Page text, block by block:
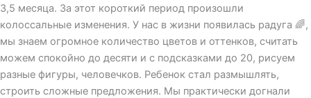
3,5 месяца. За этот короткий период произошли
колоссальные изменения. У нас в жизни появилась радуга 🌈,
мы знаем огромное количество цветов и оттенков, считать
можем спокойно до десяти и с подсказками до 20, рисуем
разные фигуры, человечков. Ребенок стал размышлять,
строить сложные предложения. Мы практически догнали